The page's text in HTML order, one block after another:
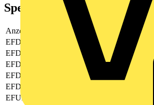
Spezifikationen
Anzeige
digital
EFDE0067
EFDE0068
EFDE0069
EFDE0070
EFDE0071
EFUK0025